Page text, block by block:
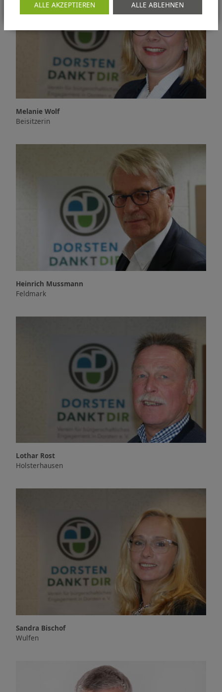
Melanie Wolf
Beisitzerin
Heinrich Mussmann
Feldmark
Lothar Rost
Holsterhausen
Sandra Bischof
Wulfen
ALLE AKZEPTIEREN ALLE ABLEHNEN